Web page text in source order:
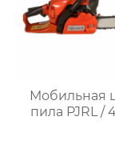
Мобильная
пила PJRL /